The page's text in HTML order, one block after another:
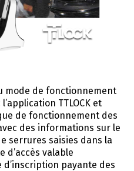
mode de fonctionnement
TTLOCK et
de fonctionnement des
des informations sur le
serrures saisies dans la
d’accès valable
payante des